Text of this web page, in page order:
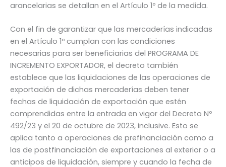
arancelarias se detallan en el Artículo 1º de la medida.
Con el fin de garantizar que las mercaderías indicadas
en el Artículo 1º cumplan con las condiciones
necesarias para ser beneficiarias del PROGRAMA DE
INCREMENTO EXPORTADOR, el decreto también
establece que las liquidaciones de las operaciones de
exportación de dichas mercaderías deben tener
fechas de liquidación de exportación que estén
comprendidas entre la entrada en vigor del Decreto Nº
492/23 y el 20 de octubre de 2023, inclusive. Esto se
aplica tanto a operaciones de prefinanciación como a
las de postfinanciación de exportaciones al exterior o a
anticipos de liquidación, siempre y cuando la fecha de